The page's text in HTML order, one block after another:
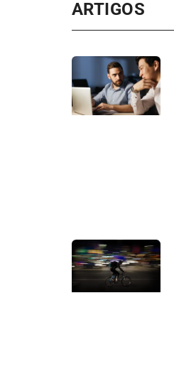
ARTIGOS